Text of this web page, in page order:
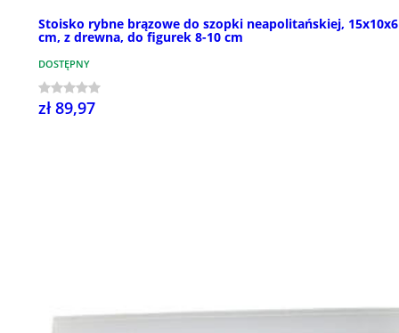
Stoisko rybne brązowe do szopki neapolitańskiej, 15x10x6
cm, z drewna, do figurek 8-10 cm
DOSTĘPNY
zł 89,97